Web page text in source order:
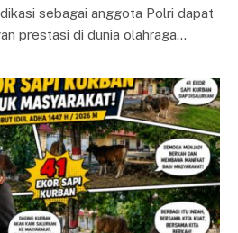
sebagai anggota Polri dapat
prestasi di dunia olahraga…